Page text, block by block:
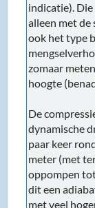
indicatie).
alleen met de
ook het type
zomaar
hoogte
De
dynamische
paar keer
meter (met
oppompen
dit een
met veel